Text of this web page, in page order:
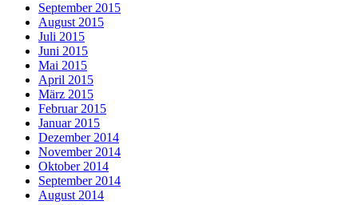
September 2015
August 2015
Juli 2015
Juni 2015
Mai 2015
April 2015
März 2015
Februar 2015
Januar 2015
Dezember 2014
November 2014
Oktober 2014
September 2014
August 2014